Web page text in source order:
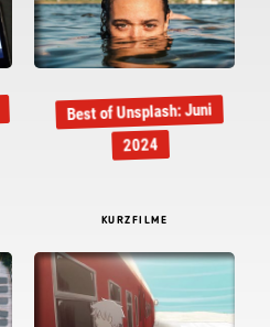
Best of Unsplash: Juni
2024
KURZFILME